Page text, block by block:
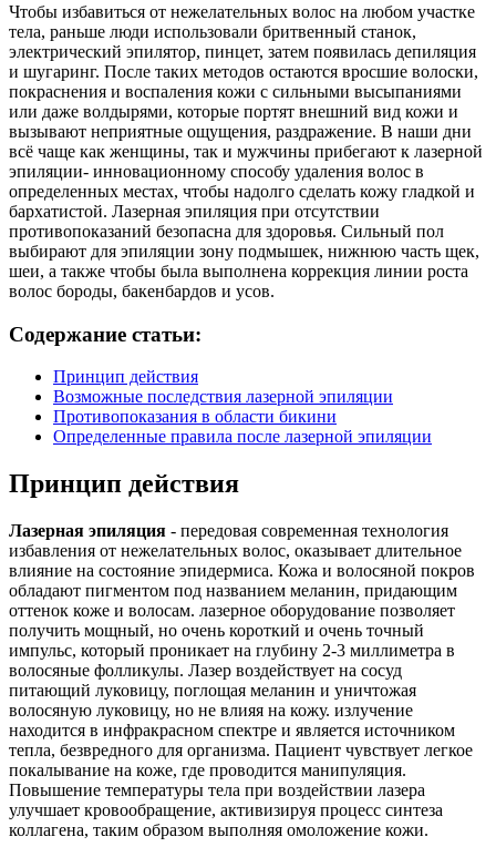
Чтобы избавиться от нежелательных волос на любом участке
тела, раньше люди использовали бритвенный станок,
электрический эпилятор, пинцет, затем появилась депиляция
и шугаринг. После таких методов остаются вросшие волоски,
покраснения и воспаления кожи с сильными высыпаниями
или даже волдырями, которые портят внешний вид кожи и
вызывают неприятные ощущения, раздражение. В наши дни
всё чаще как женщины, так и мужчины прибегают к лазерной
эпиляции- инновационному способу удаления волос в
определенных местах, чтобы надолго сделать кожу гладкой и
бархатистой. Лазерная эпиляция при отсутствии
противопоказаний безопасна для здоровья. Сильный пол
выбирают для эпиляции зону подмышек, нижнюю часть щек,
шеи, а также чтобы была выполнена коррекция линии роста
волос бороды, бакенбардов и усов.
Содержание статьи:
Принцип действия
Возможные последствия лазерной эпиляции
Противопоказания в области бикини
Определенные правила после лазерной эпиляции
Принцип действия
Лазерная эпиляция - передовая современная технология
избавления от нежелательных волос, оказывает длительное
влияние на состояние эпидермиса. Кожа и волосяной покров
обладают пигментом под названием меланин, придающим
оттенок коже и волосам. лазерное оборудование позволяет
получить мощный, но очень короткий и очень точный
импульс, который проникает на глубину 2-3 миллиметра в
волосяные фолликулы. Лазер воздействует на сосуд
питающий луковицу, поглощая меланин и уничтожая
волосяную луковицу, но не влияя на кожу. излучение
находится в инфракрасном спектре и является источником
тепла, безвредного для организма. Пациент чувствует легкое
покалывание на коже, где проводится манипуляция.
Повышение температуры тела при воздействии лазера
улучшает кровообращение, активизируя процесс синтеза
коллагена, таким образом выполняя омоложение кожи.